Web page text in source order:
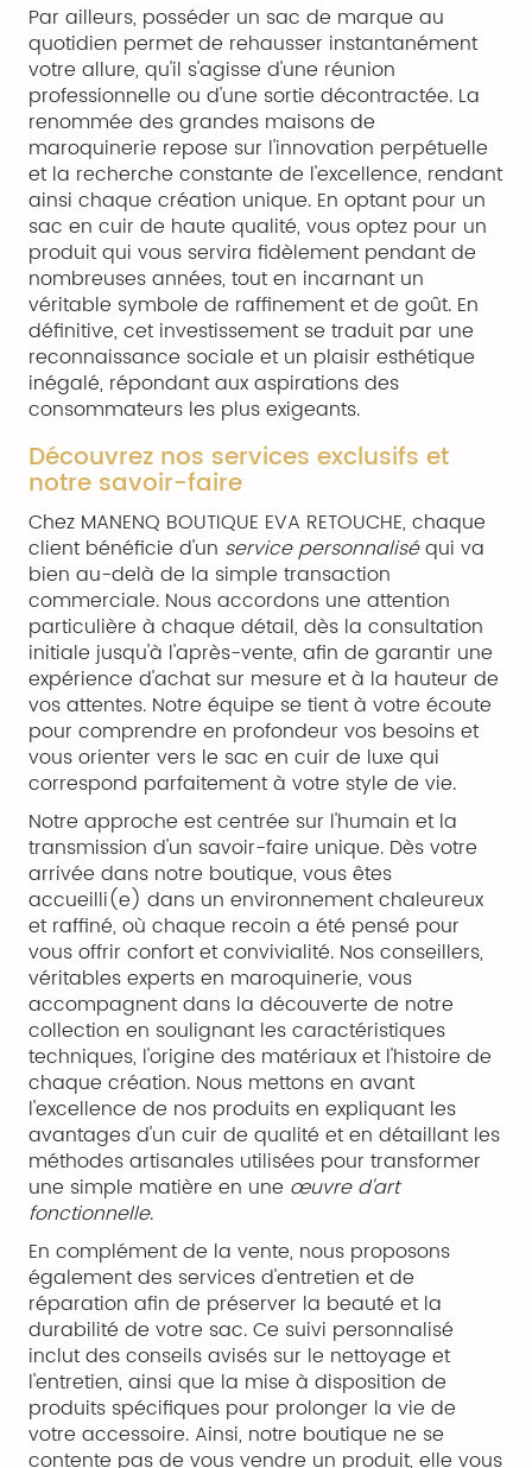
Par ailleurs, posséder un sac de marque au
quotidien permet de rehausser instantanément
votre allure, qu'il s'agisse d'une réunion
professionnelle ou d'une sortie décontractée. La
renommée des grandes maisons de
maroquinerie repose sur l'innovation perpétuelle
et la recherche constante de l'excellence, rendant
ainsi chaque création unique. En optant pour un
sac en cuir de haute qualité, vous optez pour un
produit qui vous servira fidèlement pendant de
nombreuses années, tout en incarnant un
véritable symbole de raffinement et de goût. En
définitive, cet investissement se traduit par une
reconnaissance sociale et un plaisir esthétique
inégalé, répondant aux aspirations des
consommateurs les plus exigeants.
Découvrez nos services exclusifs et
notre savoir-faire
Chez MANENQ BOUTIQUE EVA RETOUCHE, chaque
client bénéficie d'un service personnaliséqui va
bien au-delà de la simple transaction
commerciale. Nous accordons une attention
particulière à chaque détail, dès la consultation
initiale jusqu'à l'après-vente, afin de garantir une
expérience d'achat sur mesure et à la hauteur de
vos attentes. Notre équipe se tient à votre écoute
pour comprendre en profondeur vos besoins et
vous orienter vers le sac en cuir de luxe qui
correspond parfaitement à votre style de vie.
Notre approche est centrée sur l'humain et la
transmission d'un savoir-faire unique. Dès votre
arrivée dans notre boutique, vous êtes
accueilli(e) dans un environnement chaleureux
et raffiné, où chaque recoin a été pensé pour
vous offrir confort et convivialité. Nos conseillers,
véritables experts en maroquinerie, vous
accompagnent dans la découverte de notre
collection en soulignant les caractéristiques
techniques, l'origine des matériaux et l'histoire de
chaque création. Nous mettons en avant
l'excellence de nos produits en expliquant les
avantages d'un cuir de qualité et en détaillant les
méthodes artisanales utilisées pour transformer
une simple matière en une œuvre d'art
fonctionnelle.
En complément de la vente, nous proposons
également des services d'entretien et de
réparation afin de préserver la beauté et la
durabilité de votre sac. Ce suivi personnalisé
inclut des conseils avisés sur le nettoyage et
l'entretien, ainsi que la mise à disposition de
produits spécifiques pour prolonger la vie de
votre accessoire. Ainsi, notre boutique ne se
contente pas de vous vendre un produit, elle vous